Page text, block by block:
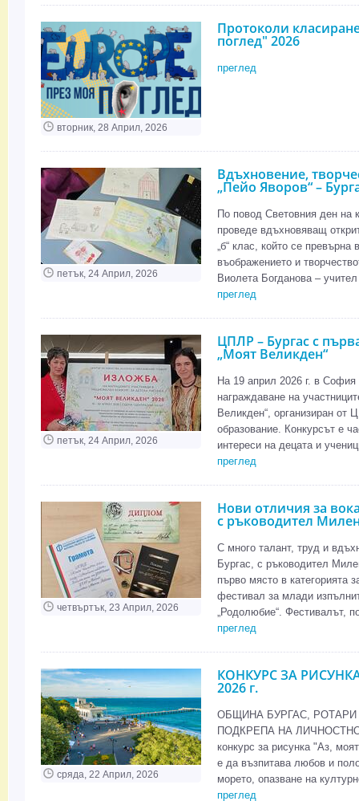
вторник, 28 Април, 2026
Протоколи
поглед" 2026
преглед
петък, 24 Април, 2026
Вдъхновение,
„Пейо Яворов“ –
По повод Световния ден на
проведе вдъхновяващ
„б“ клас, който се превърна
въображението и
Виолета Богданова –
преглед
петък, 24 Април, 2026
ЦПЛР – Бургас с
„Моят Великден“
На 19 април 2026 г. в
награждаване на
Великден“, организиран от
образование. Конкурсът е
интереси на децата и
преглед
четвъртък, 23 Април, 2026
Нови отличия за
с ръководител
С много талант, труд и
Бургас, с ръководител
първо място в категорията
фестивал за млади
„Родолюбие“. Фестивалът,
преглед
сряда, 22 Април, 2026
КОНКУРС ЗА
2026 г.
ОБЩИНА БУРГАС, РОТАРИ
ПОДКРЕПА НА
конкурс за рисунка "Аз,
е да възпитава любов и
морето, опазване на
преглед